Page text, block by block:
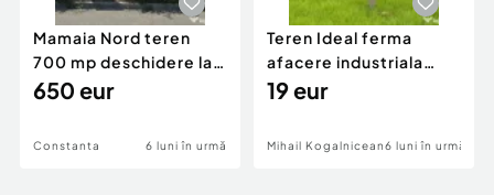
Mamaia Nord teren
700 mp deschidere la
D24 si D25
650 eur
Constanta 6 luni în urmă
Teren Ideal ferma
afacere industriala
deschidere 71 ml la
19 eur
Mihail Kogalniceanu6 luni în urmă